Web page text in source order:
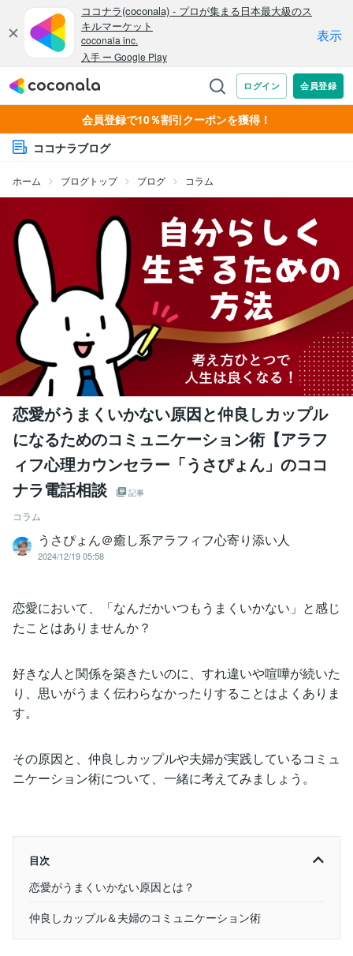
会員登録で10％割引クーポンを獲得！
ココナラブログ
ホーム ブログトップ ブログ コラム
恋愛がうまくいかない原因と仲良しカップル
になるためのコミュニケーション術【アラフ
ィフ心理カウンセラー「うさぴょん」のココ
ナラ電話相談
記事
コラム
うさぴょん＠癒し系アラフィフ心寄り添い人
2024/12/19 05:58
恋愛において、「なんだかいつもうまくいかない」と感じ
たことはありませんか？
好きな人と関係を築きたいのに、すれ違いや喧嘩が続いた
り、思いがうまく伝わらなかったりすることはよくありま
す。
その原因と、仲良しカップルや夫婦が実践しているコミュ
ニケーション術について、一緒に考えてみましょう。
目次
恋愛がうまくいかない原因とは？
仲良しカップル＆夫婦のコミュニケーション術